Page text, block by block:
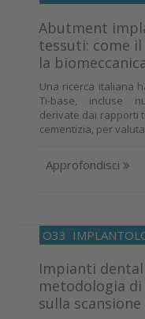
Abutment
tessuti: come
la
Una ricerca italiana
Ti-base, incluse
derivate dai rapporti
cementizia, per
Approfondisci
O33
Impianti
metodologia
sulla scansione